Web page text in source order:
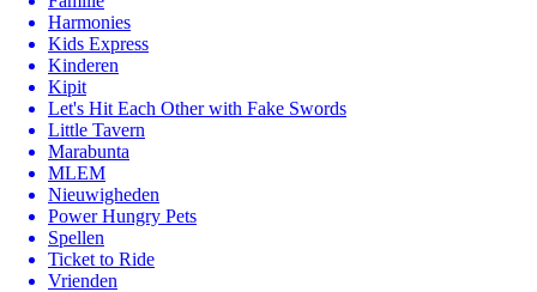
Harmonies
Kids Express
Kinderen
Kipit
Let's Hit Each Other with Fake Swords
Little Tavern
Marabunta
MLEM
Nieuwigheden
Power Hungry Pets
Spellen
Ticket to Ride
Vrienden